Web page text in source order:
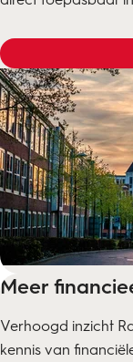
Meer
Verhoogd inzicht
kennis van